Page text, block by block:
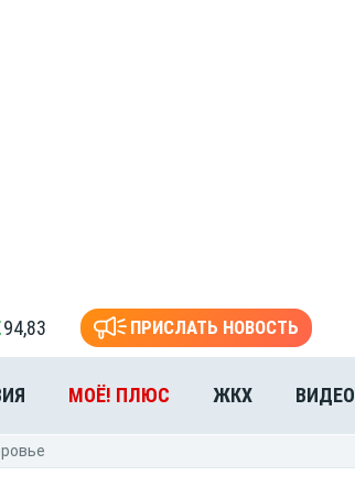
94,83 ПРИСЛАТЬ НОВОСТЬ
МОЁ! ПЛЮС ЖКХ ВИДЕО